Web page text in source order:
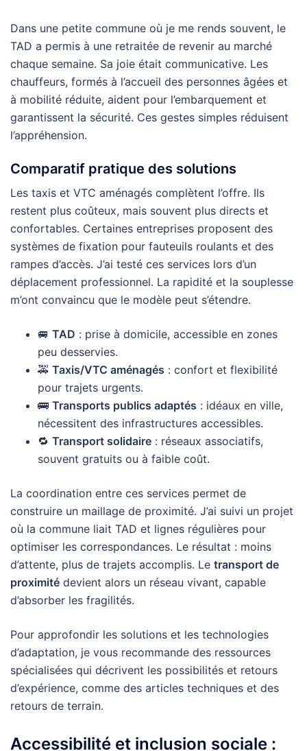
Dans une petite commune où je me rends souvent, le
TAD a permis à une retraitée de revenir au marché
chaque semaine. Sa joie était communicative. Les
chauffeurs, formés à l’accueil des personnes âgées et
à mobilité réduite, aident pour l’embarquement et
garantissent la sécurité. Ces gestes simples réduisent
l’appréhension.
Comparatif pratique des solutions
Les taxis et VTC aménagés complètent l’offre. Ils
restent plus coûteux, mais souvent plus directs et
confortables. Certaines entreprises proposent des
systèmes de fixation pour fauteuils roulants et des
rampes d’accès. J’ai testé ces services lors d’un
déplacement professionnel. La rapidité et la souplesse
m’ont convaincu que le modèle peut s’étendre.
🚐 TAD : prise à domicile, accessible en zones
peu desservies.
🚕 Taxis/VTC aménagés : confort et flexibilité
pour trajets urgents.
🚌 Transports publics adaptés : idéaux en ville,
nécessitent des infrastructures accessibles.
🔁 Transport solidaire : réseaux associatifs,
souvent gratuits ou à faible coût.
La coordination entre ces services permet de
construire un maillage de proximité. J’ai suivi un projet
où la commune liait TAD et lignes régulières pour
optimiser les correspondances. Le résultat : moins
d’attente, plus de trajets accomplis. Le transport de
proximité devient alors un réseau vivant, capable
d’absorber les fragilités.
Pour approfondir les solutions et les technologies
d’adaptation, je vous recommande des ressources
spécialisées qui décrivent les possibilités et retours
d’expérience, comme des articles techniques et des
retours de terrain.
Accessibilité et inclusion sociale :